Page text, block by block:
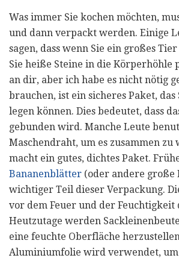
Was immer Sie kochen möchten,
und dann verpackt werden. Einige
sagen, dass wenn Sie ein großes
Sie heiße Steine ​​in die Körperhöhle
an dir, aber ich habe es nicht nötig
brauchen, ist ein sicheres Paket, das
legen können. Dies bedeutet, dass
gebunden wird. Manche Leute
Maschendraht, um es zusammen zu
macht ein gutes, dichtes Paket.
Bananenblätter (oder andere große
wichtiger Teil dieser Verpackung.
vor dem Feuer und der Feuchtigkeit
Heutzutage werden
eine feuchte Oberfläche
Aluminiumfolie wird verwendet, um